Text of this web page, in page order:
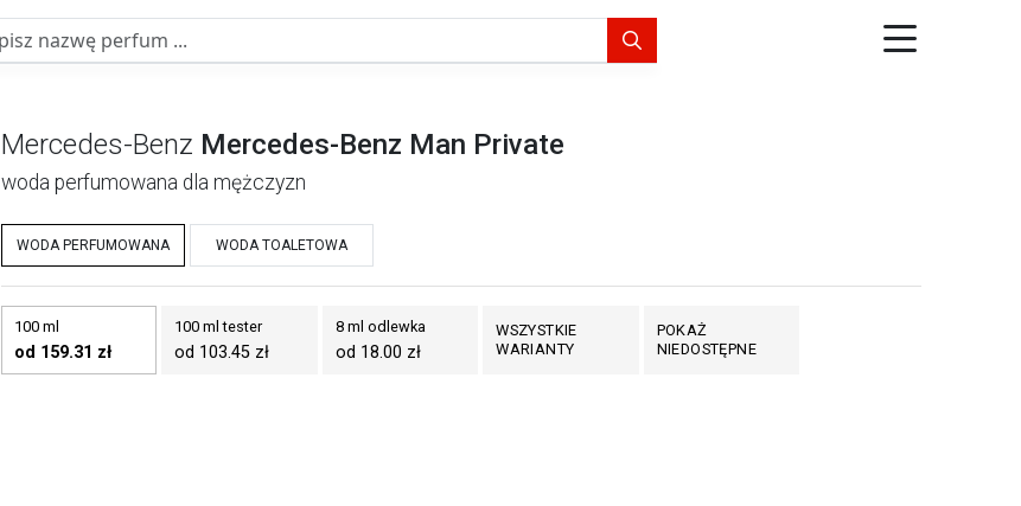
Mercedes-Benz Mercedes-Benz Man Private
woda perfumowana dla mężczyzn
WODA PERFUMOWANA WODA TOALETOWA
100 ml
od 159.31 zł
100 ml tester
od 103.45 zł
8 ml odlewka
od 18.00 zł
WSZYSTKIE
WARIANTY
POKAŻ
NIEDOSTĘPNE